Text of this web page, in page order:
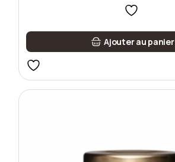
Ajouter au panier